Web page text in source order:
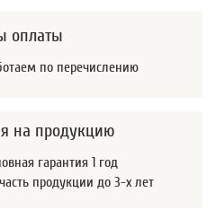
оплаты
по перечислению
на продукцию
гарантия 1 год
продукции до 3-х лет